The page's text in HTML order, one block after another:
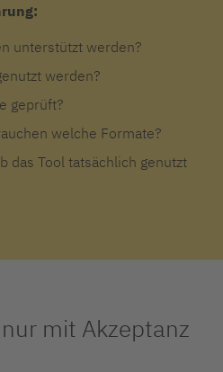
unterstützt werden?
werden?
geprüft?
welche Formate?
das Tool tatsächlich genutzt
mit Akzeptanz